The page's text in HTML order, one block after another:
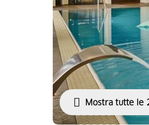
Mostra tutte le